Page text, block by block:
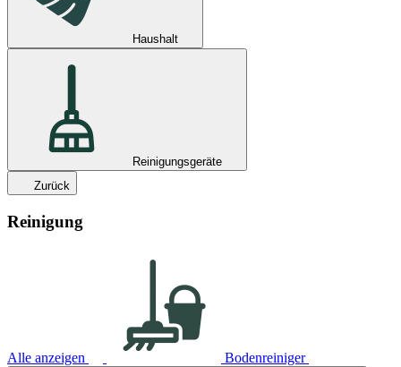
Haushalt
Reinigungsgeräte
Zurück
Reinigung
Alle anzeigen Bodenreiniger